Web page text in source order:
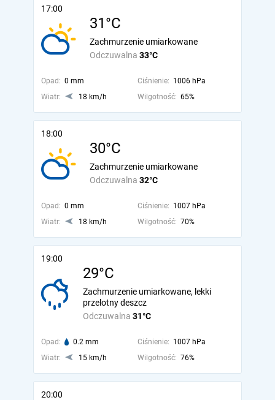
17:00
31°C
Odczuwalna 33°C
Zachmurzenie umiarkowane
Opad: 0 mm Ciśnienie: 1006 hPa
Wiatr:
18 km/h Wilgotność: 65%
18:00
30°C
Odczuwalna 32°C
Zachmurzenie umiarkowane
Opad: 0 mm Ciśnienie: 1007 hPa
Wiatr:
18 km/h Wilgotność: 70%
19:00
29°C
Odczuwalna 31°C
Zachmurzenie umiarkowane, lekki
przelotny deszcz
Opad: 0.2 mm Ciśnienie: 1007 hPa
Wiatr:
15 km/h Wilgotność: 76%
20:00